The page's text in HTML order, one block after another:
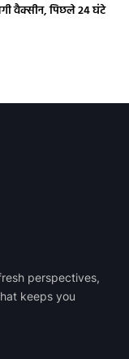
वैक्सीन, पिछले 24 घंटे
perspectives,
keeps you